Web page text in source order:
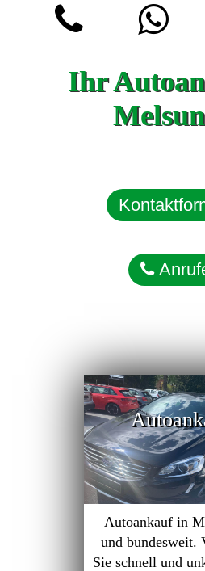
Ihr
Autoankauf in
und bundesweit.
Sie schnell und